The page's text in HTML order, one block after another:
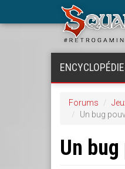
Forums
Un bug
Un